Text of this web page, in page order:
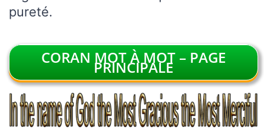
pureté.
CORAN MOT À MOT – PAGE
PRINCIPALE